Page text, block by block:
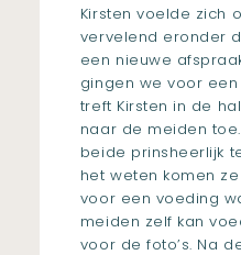
Kirsten voelde zich
vervelend eronder
een nieuwe
gingen we voor
treft Kirsten in de
naar de meiden
beide prinsheerlijk
het weten komen
voor een voeding
meiden zelf kan
voor de foto’s. Na